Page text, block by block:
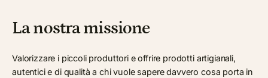
La nostra missione
Valorizzare i piccoli produttori e offrire prodotti artigianali,
autentici e di qualità a chi vuole sapere davvero cosa porta in